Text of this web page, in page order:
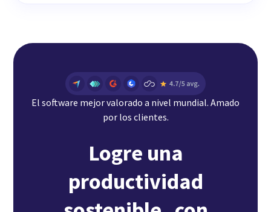
El software mejor valorado a nivel mundial. Amado
por los clientes.
Logre una
productividad